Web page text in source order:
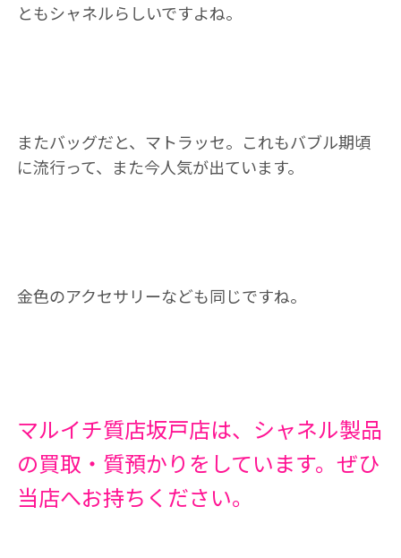
ともシャネルらしいですよね。
またバッグだと、マトラッセ。これもバブル期頃
に流行って、また今人気が出ています。
金色のアクセサリーなども同じですね。
マルイチ質店坂戸店は、シャネル製品
の買取・質預かりをしています。ぜひ
当店へお持ちください。